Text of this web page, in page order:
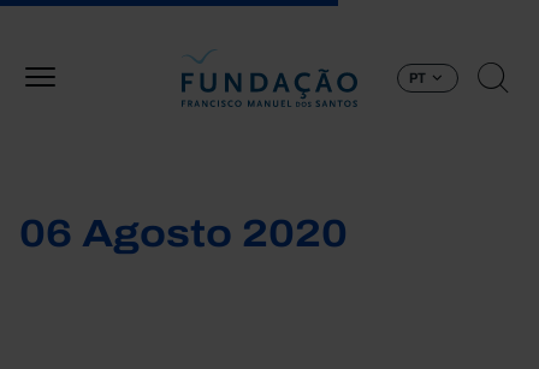
PT
06 Agosto 2020